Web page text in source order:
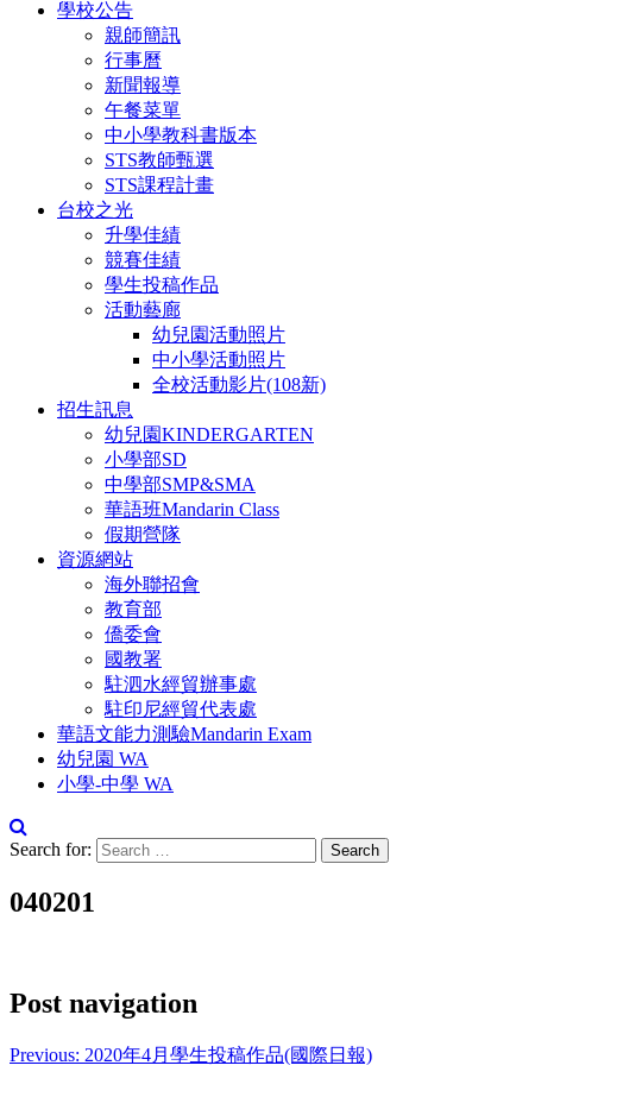
學校公告
親師簡訊
行事曆
新聞報導
午餐菜單
中小學教科書版本
STS教師甄選
STS課程計畫
台校之光
升學佳績
競賽佳績
學生投稿作品
活動藝廊
幼兒園活動照片
中小學活動照片
全校活動影片(108新)
招生訊息
幼兒園KINDERGARTEN
小學部SD
中學部SMP&SMA
華語班Mandarin Class
假期營隊
資源網站
海外聯招會
教育部
僑委會
國教署
駐泗水經貿辦事處
駐印尼經貿代表處
華語文能力測驗Mandarin Exam
幼兒園 WA
小學-中學 WA
Search for:
040201
Post navigation
Previous: 2020年4月學生投稿作品(國際日報)